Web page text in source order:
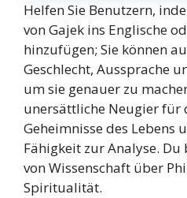
Helfen Sie Benutzern,
von Gajek ins Englische
hinzufügen; Sie können
Geschlecht, Aussprache
um sie genauer zu
unersättliche Neugier für
Geheimnisse des Lebens
Fähigkeit zur Analyse.
von Wissenschaft über
Spiritualität.